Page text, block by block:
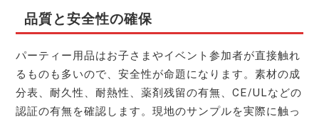
品質と安全性の確保
パーティー用品はお子さまやイベント参加者が直接触れ
るものも多いので、安全性が命題になります。素材の成
分表、耐久性、耐熱性、薬剤残留の有無、CE/ULなどの
認証の有無を確認します。現地のサンプルを実際に触っ